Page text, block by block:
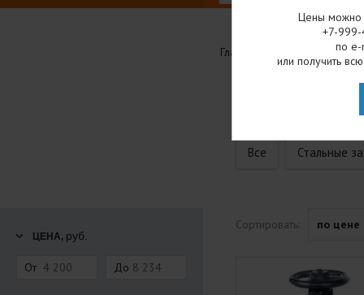
Главная Каталог
Все Стальные
ЦЕНА, руб.
От До
Сортировать: по цене
Цены можно
+7-
по
или получить